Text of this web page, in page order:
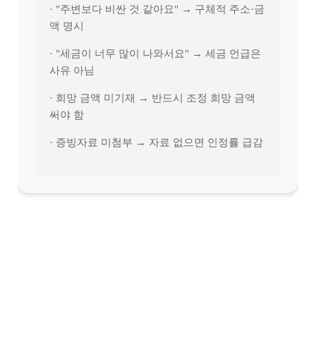
· "주변보다 비싼 것 같아요" → 구체적 주소·금
액 명시
· "세금이 너무 많이 나와서요" → 세금 언급은
사유 아님
· 희망 금액 미기재 → 반드시 조정 희망 금액
써야 함
· 증빙자료 미첨부 → 자료 없으면 인정률 급감